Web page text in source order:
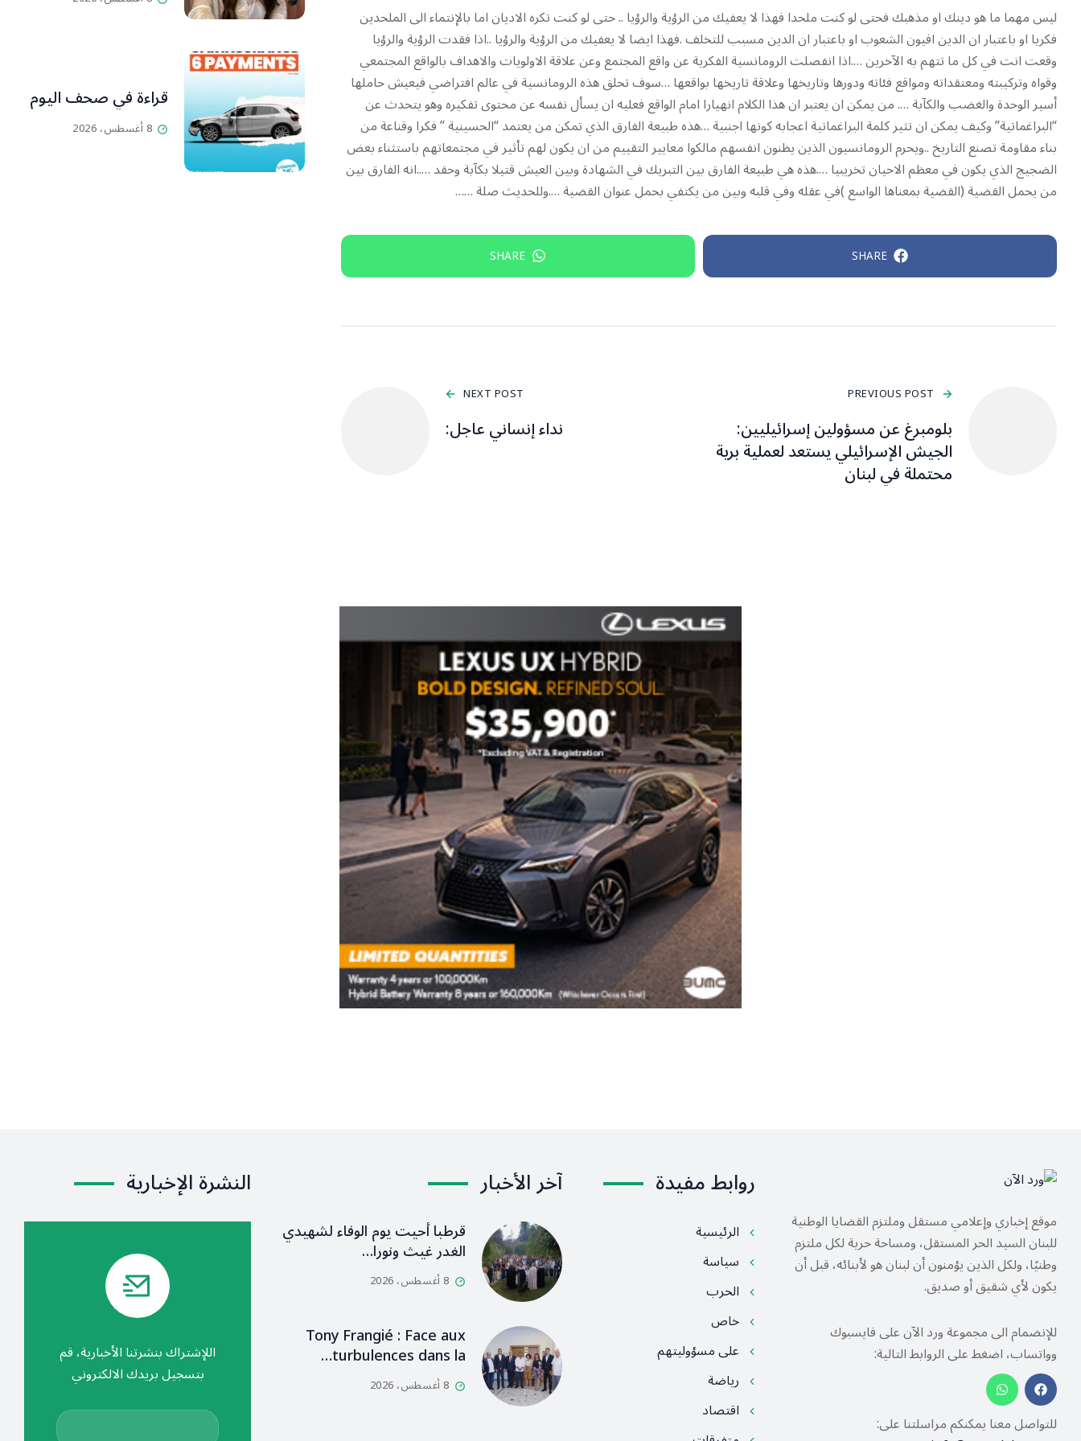
ليس مهما ما هو دينك او مذهبك فحتى لو كنت ملحدا فهذا لا يعفيك من الرؤية والرؤيا .. حتى لو كنت تكره الاديان اما بالإنتماء الى الملحدين
فكريا او باعتبار ان الدين افيون الشعوب او باعتبار ان الدين مسبب للتخلف .فهذا ايضا لا يعفيك من الرؤية والرؤيا ..اذا فقدت الرؤية والرؤيا
وقعت انت في كل ما تتهم به الآخرين ….اذا انفصلت الرومانسية الفكرية عن واقع المجتمع وعن علاقة الاولويات والاهداف بالواقع المجتمعي
وقواه وتركيبته ومعتقداته ومواقع فئاته ودورها وتاريخها وعلاقة تاريخها بواقعها …سوف تحلق هذه الرومانسية في عالم افتراضي فيعيش حاملها
أسير الوحدة والغضب والكآبة …. من يمكن ان يعتبر ان هذا الكلام انهيارا امام الواقع فعليه ان يسأل نفسه عن محتوى تفكيره وهو يتحدث عن
“البراغماتية” وكيف يمكن ان تثير كلمة البراغماتية اعجابه كونها اجنبية …هذه طبيعة الفارق الذي تمكن من يعتمد “الحسينية ” فكرا وقناعة من
بناء مقاومة تصنع التاريخ ..ويحرم الرومانسيون الذين يظنون انفسهم مالكوا معايير التقييم من ان يكون لهم تأثير في مجتمعاتهم باستثناء بعض
الضجيج الذي يكون في معظم الاحيان تخريبيا ….هذه هي طبيعة الفارق بين التبريك في الشهادة وبين العيش قتيلا بكآبة وحقد …..انه الفارق بين
من يحمل القضية (القضية بمعناها الواسع )في عقله وفي قلبه وبين من يكتفي بحمل عنوان القضية ….وللحديث صلة ……
SHARE
SHARE
PREVIOUS POST
بلومبرغ عن مسؤولين إسرائيليين:
الجيش الإسرائيلي يستعد لعملية برية
محتملة في لبنان
NEXT POST
نداء إنساني عاجل:
قراءة في صحف اليوم
8 أغسطس، 2026
موقع إخباري وإعلامي مستقل وملتزم القضايا الوطنية
للبنان السيد الحر المستقل، ومساحة حرية لكل ملتزم
وطنيًا، ولكل الذين يؤمنون أن لبنان هو لأبنائه، قبل أن
يكون لأي شقيق أو صديق.
للإنضمام الى مجموعة ورد الآن على فايسبوك
وواتساب، اضغط على الروابط التالية:
للتواصل معنا يمكنكم مراسلتنا على:
روابط مفيدة
الرئيسية
سياسة
الحرب
خاص
على مسؤوليتهم
رياضة
اقتصاد
آخر الأخبار
قرطبا أحيت يوم الوفاء لشهيدي
الغدر غيث ونورا…
8 أغسطس، 2026
Tony Frangié : Face aux
turbulences dans la…
8 أغسطس، 2026
النشرة الإخبارية
اللإشتراك بنشرتنا الأخبارية، قم
بتسجيل بريدك الالكتروني